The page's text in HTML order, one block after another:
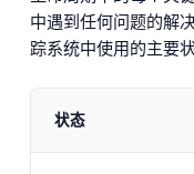
中遇到任何问题的解
踪系统中使用的主要
状态